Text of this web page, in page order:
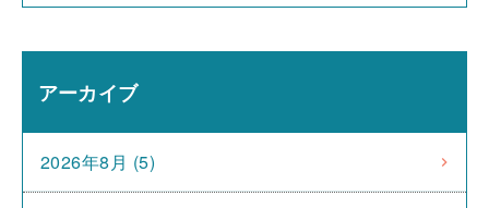
アーカイブ
2026年8月 (5)